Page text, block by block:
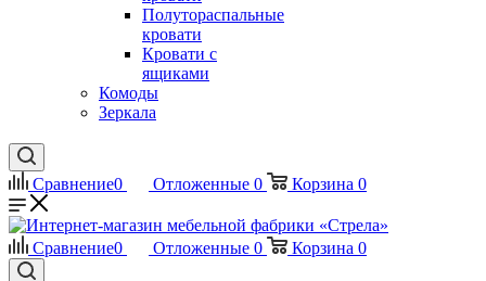
Полутораспальные
кровати
Кровати с
ящиками
Комоды
Зеркала
Сравнение0 Отложенные 0 Корзина 0
Сравнение0 Отложенные 0 Корзина 0